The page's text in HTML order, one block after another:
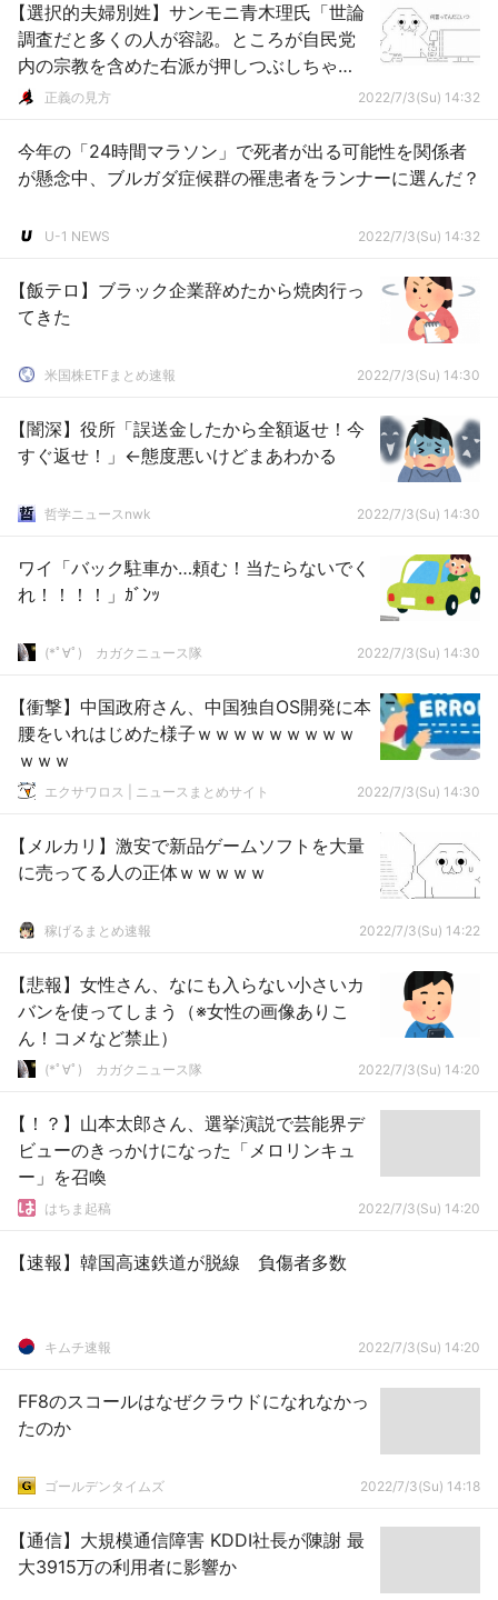
【選択的夫婦別姓】サンモニ青木理氏「世論
調査だと多くの人が容認。ところが自民党
内の宗教を含めた右派が押しつぶしちゃ
う」正義の見方 2022/7/3(Su) 14:32
今年の「24時間マラソン」で死者が出る可能性を関係者
が懸念中、ブルガダ症候群の罹患者をランナーに選んだ？
U-1 NEWS 2022/7/3(Su) 14:32
【飯テロ】ブラック企業辞めたから焼肉行っ
てきた
米国株ETFまとめ速報 2022/7/3(Su) 14:30
【闇深】役所「誤送金したから全額返せ！今
すぐ返せ！」←態度悪いけどまあわかる
哲学ニュースnwk 2022/7/3(Su) 14:30
ワイ「バック駐車か…頼む！当たらないでく
れ！！！！」ｶﾞﾝｯ
(*ﾟ∀ﾟ)ゞカガクニュース隊 2022/7/3(Su) 14:30
【衝撃】中国政府さん、中国独自OS開発に本
腰をいれはじめた様子ｗｗｗｗｗｗｗｗｗ
ｗｗｗ
エクサワロス | ニュースまとめサイト 2022/7/3(Su) 14:30
【メルカリ】激安で新品ゲームソフトを大量
に売ってる人の正体ｗｗｗｗｗ
稼げるまとめ速報 2022/7/3(Su) 14:22
【悲報】女性さん、なにも入らない小さいカ
バンを使ってしまう（※女性の画像ありこ
ん！コメなど禁止）
(*ﾟ∀ﾟ)ゞカガクニュース隊 2022/7/3(Su) 14:20
【！？】山本太郎さん、選挙演説で芸能界デ
ビューのきっかけになった「メロリンキュ
ー」を召喚
はちま起稿 2022/7/3(Su) 14:20
【速報】韓国高速鉄道が脱線 負傷者多数
キムチ速報 2022/7/3(Su) 14:20
FF8のスコールはなぜクラウドになれなかっ
たのか
ゴールデンタイムズ 2022/7/3(Su) 14:18
【通信】大規模通信障害 KDDI社長が陳謝 最
大3915万の利用者に影響か